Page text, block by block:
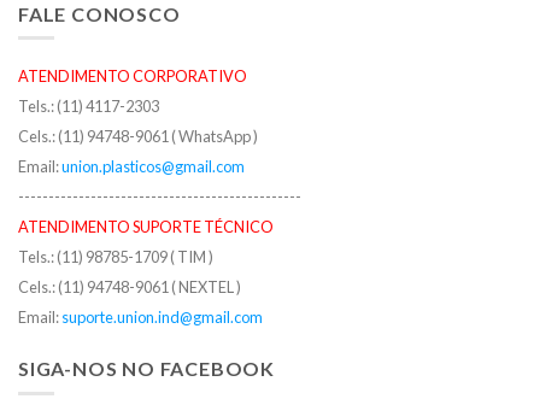
FALE CONOSCO
ATENDIMENTO CORPORATIVO
Tels.: (11) 4117-2303
Cels.: (11) 94748-9061 ( WhatsApp )
Email:union.plasticos@gmail.com
-----------------------------------------------
ATENDIMENTO SUPORTE TÉCNICO
Tels.: (11) 98785-1709 ( TIM )
Cels.: (11) 94748-9061 ( NEXTEL )
Email:suporte.union.ind@gmail.com
SIGA-NOS NO FACEBOOK